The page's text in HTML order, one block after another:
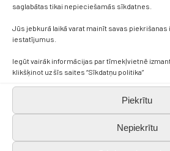
saglabātas tikai nepieciešamās sīkdatnes.
Jūs jebkurā laikā varat mainīt savas
iestatījumus.
Iegūt vairāk informācijas par tīmekļvietnē
klikšķinot uz šīs saites “Sīkdatņu politika”
Piekrītu
Nepiekrītu